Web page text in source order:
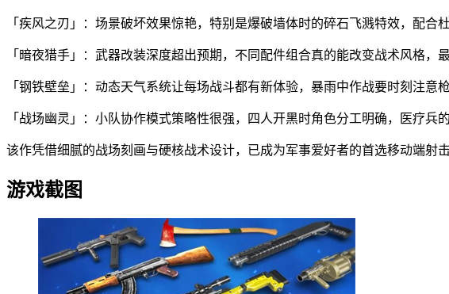
「疾风之刃」：场景破坏效果惊艳，特别是爆破墙体时的碎石飞溅特效，配合
「暗夜猎手」：武器改装深度超出预期，不同配件组合真的能改变战术风格，
「钢铁壁垒」：动态天气系统让每场战斗都有新体验，暴雨中作战要时刻注意
「战场幽灵」：小队协作模式策略性很强，四人开黑时角色分工明确，医疗兵
该作凭借细腻的战场刻画与硬核战术设计，已成为军事爱好者的首选移动端射
游戏截图